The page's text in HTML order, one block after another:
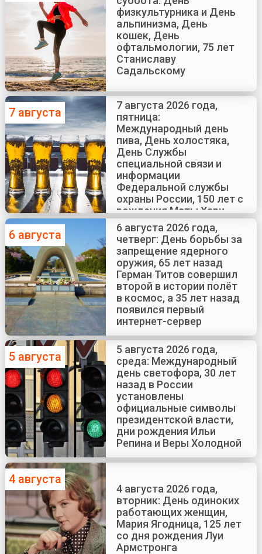
физкультурника и День
альпинизма, День
кошек, День
офтальмологии, 75 лет
Станиславу
Садальскому
7 августа
7 августа 2026 года,
пятница:
Международный день
пива, День холостяка,
День Службы
специальной связи и
информации
Федеральной службы
охраны России, 150 лет с
рождения Маты Хари
6 августа
6 августа 2026 года,
четверг: День борьбы за
запрещение ядерного
оружия, 65 лет назад
Герман Титов совершил
второй в истории полёт
в космос, а 35 лет назад
появился первый
интернет-сервер
5 августа
5 августа 2026 года,
среда: Международный
день светофора, 30 лет
назад в России
установлены
официальные символы
президентской власти,
дни рождения Ильи
Репина и Веры Холодной
4 августа
4 августа 2026 года,
вторник: День одиноких
работающих женщин,
Мария Ягодница, 125 лет
со дня рождения Луи
Армстронга